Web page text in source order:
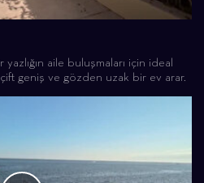
aile buluşmaları için ideal
geniş ve gözden uzak bir ev arar.